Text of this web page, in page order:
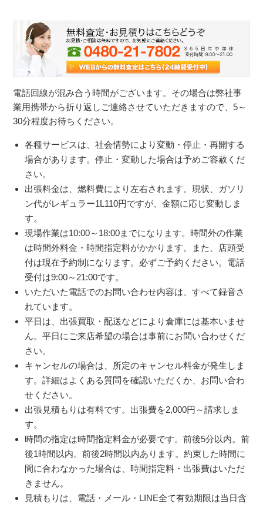
電話回線が混み合う時間がございます。その場合は弊社事
業用携帯から折り返しご連絡させていただきますので、5～
30分程度お待ちください。
各種サービスは、社会情勢により変動・停止・再開する
場合があります。停止・変動した場合は予めご容赦くだ
さい。
出張料金は、燃料費により左右されます。現状、ガソリ
ン代がレギュラー1L110円ですが、金額に応じ変動しま
す。
現場作業は10:00～18:00までになります。時間外の作業
は時間外料金・時間指定料がかかります。また、店頭受
付は現在予約制になります。必ずご予約ください。電話
受付は9:00～21:00です。
いただいた電話でのお問い合わせ内容は、すべて録音さ
れています。
平日は、出張買取・配送などにより倉庫には基本いませ
ん。平日にご来店希望の場合は事前にお問い合わせくだ
さい。
キャンセルの場合は、所定のキャンセル料金が発生しま
す。詳細はよくある質問を確認いただくか、お問い合わ
せください。
出張見積もりは有料です。出張費を2,000円～請求しま
す。
時間の指定は時間指定料金が必要です。前後5分以内。前
後1時間以内。前後2時間以内あります。約束した時間に
間に合わなかった場合は、時間指定料・出張費はいただ
きません。
見積もりは、電話・メール・LINE全て有効期限は当日含